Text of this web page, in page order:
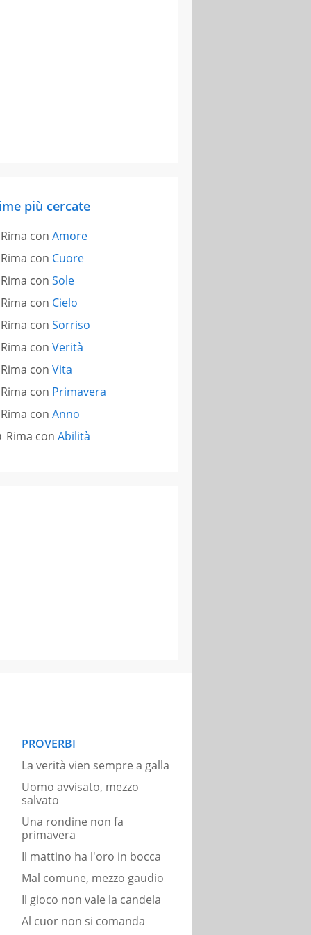
più cercate
Rima con Amore
Rima con Cuore
Rima con Sole
Rima con Cielo
Rima con Sorriso
Rima con Verità
Rima con Vita
Rima con Primavera
Rima con Anno
Rima con Abilità
PROVERBI
La verità vien sempre a galla
Uomo avvisato, mezzo
salvato
Una rondine non fa
primavera
Il mattino ha l'oro in bocca
Mal comune, mezzo gaudio
Il gioco non vale la candela
Al cuor non si comanda